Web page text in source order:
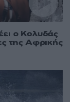
ο Κολυδάς
της Αφρικής